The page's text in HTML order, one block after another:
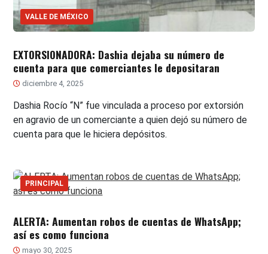
VALLE DE MÉXICO
EXTORSIONADORA: Dashia dejaba su número de
cuenta para que comerciantes le depositaran
diciembre 4, 2025
Dashia Rocío “N” fue vinculada a proceso por extorsión
en agravio de un comerciante a quien dejó su número de
cuenta para que le hiciera depósitos.
PRINCIPAL
ALERTA: Aumentan robos de cuentas de WhatsApp;
así es como funciona
mayo 30, 2025